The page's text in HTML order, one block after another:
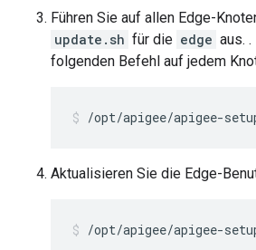
Führen Sie auf allen Edge-
update.sh für die edge aus.
folgenden Befehl auf jedem
/opt/apigee/apigee-
Aktualisieren Sie die Edge-
/opt/apigee/apigee-